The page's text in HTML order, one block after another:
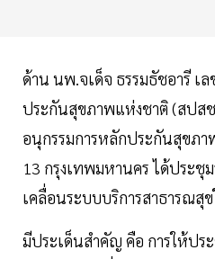
ด้าน นพ.จเด็จ ธรรมธัชอารี เ
ประกันสุขภาพแห่งชาติ (สปส
อนุกรรมการหลักประกันสุขภา
13 กรุงเทพมหานคร ได้ประชุ
เคลื่อนระบบบริการสาธารณสุ
มีประเด็นสำคัญ คือ การให้ปร